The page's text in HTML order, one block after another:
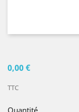
0,00 €
TTC
Quantité